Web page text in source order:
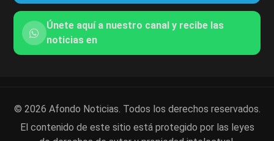
Únete aquí a nuestro canal y recibe las
noticias en
© 2026 Afondo Noticias. Todos los derechos reservados.
El contenido de este sitio está protegido por las leyes